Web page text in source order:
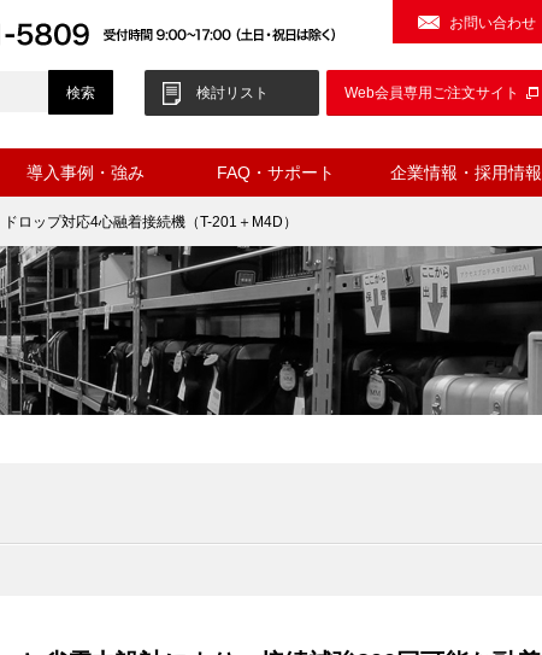
お問い合わせ
検討リスト Web会員専用ご注文サイト
導入事例・強み FAQ・サポート 企業情報・採用情報
ドロップ対応4心融着接続機（T-201＋M4D）